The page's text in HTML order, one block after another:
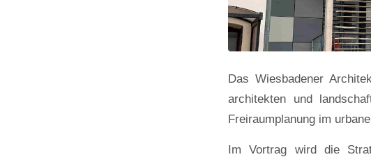
Das Wiesbadener
architekten und
Freiraumplanung im
Im Vortrag wird die